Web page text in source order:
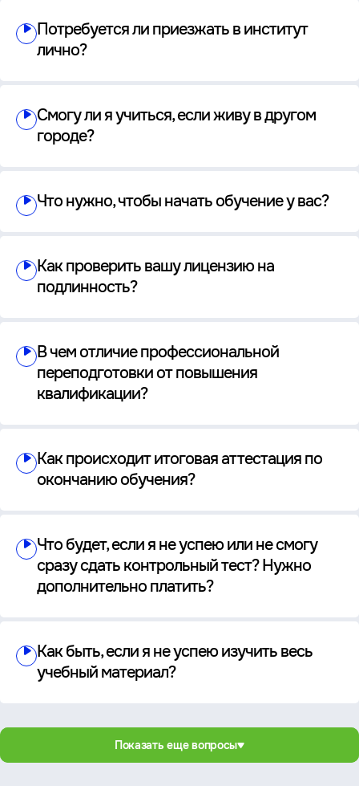
Потребуется ли приезжать в институт
лично?
Смогу ли я учиться, если живу в другом
городе?
Что нужно, чтобы начать обучение у вас?
Как проверить вашу лицензию на
подлинность?
В чем отличие профессиональной
переподготовки от повышения
квалификации?
Как происходит итоговая аттестация по
окончанию обучения?
Что будет, если я не успею или не смогу
сразу сдать контрольный тест? Нужно
дополнительно платить?
Как быть, если я не успею изучить весь
учебный материал?
Показать еще вопросы